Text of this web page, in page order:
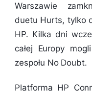
Warszawie
duetu Hurts, tylko
HP. Kilka dni
całej Europy
zespołu No Doubt.
Platforma HP